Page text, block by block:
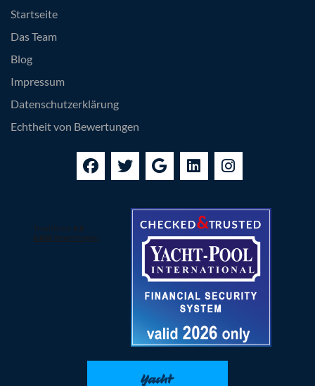
Startseite
Das Team
Blog
Impressum
Datenschutzerklärung
Echtheit von Bewertungen